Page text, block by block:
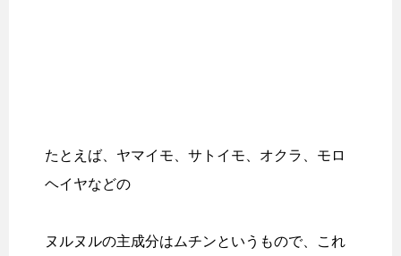
たとえば、ヤマイモ、サトイモ、オクラ、モロ
ヘイヤなどの
ヌルヌルの主成分はムチンというもので、これ